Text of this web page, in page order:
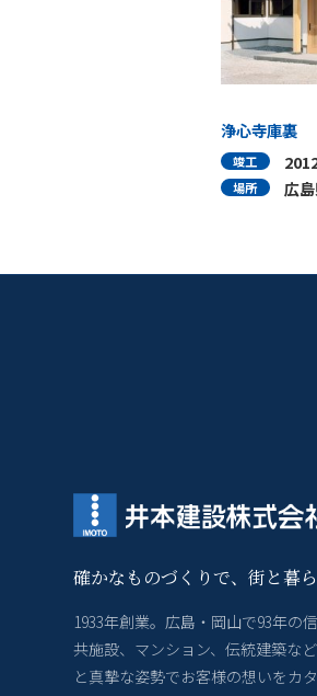
浄心寺庫裏
竣工
場所 広
確かなものづくりで、街と暮ら
1933年創業。広島・岡山で93年の
共施設、マンション、伝統建築な
と真摯な姿勢でお客様の想いをカタ